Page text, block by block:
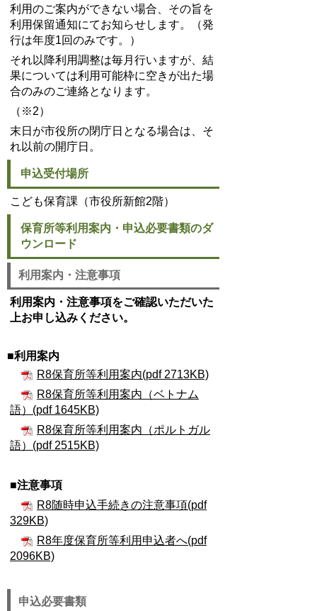
利用のご案内ができない場合、その旨を
利用保留通知にてお知らせします。（発
行は年度1回のみです。）
それ以降利用調整は毎月行いますが、結
果については利用可能枠に空きが出た場
合のみのご連絡となります。
（※2）
末日が市役所の閉庁日となる場合は、そ
れ以前の開庁日。
申込受付場所
こども保育課（市役所新館2階）
保育所等利用案内・申込必要書類のダ
ウンロード
利用案内・注意事項
利用案内・注意事項をご確認いただいた
上お申し込みください。
■利用案内
R8保育所等利用案内(pdf 2713KB)
R8保育所等利用案内（ベトナム
語）(pdf 1645KB)
R8保育所等利用案内（ポルトガル
語）(pdf 2515KB)
■注意事項
R8随時申込手続きの注意事項(pdf
329KB)
R8年度保育所等利用申込者へ(pdf
2096KB)
申込必要書類